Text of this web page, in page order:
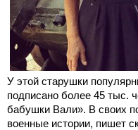
У этой старушки
подписано более 45 тыс.
бабушки Вали». В своих
военные истории, пишет